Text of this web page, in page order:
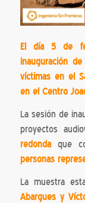
El día 5 de
inauguración
víctimas en el
en el Centro
La sesión de
proyectos
redondaque
personas
La muestra
Abargues y